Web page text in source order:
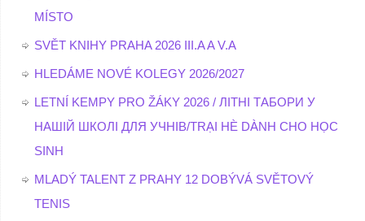
MÍSTO
SVĚT KNIHY PRAHA 2026 III.A A V.A
HLEDÁME NOVÉ KOLEGY 2026/2027
LETNÍ KEMPY PRO ŽÁKY 2026 / ЛІТНІ ТАБОРИ У
НАШІЙ ШКОЛІ ДЛЯ УЧНІВ/TRẠI HÈ DÀNH CHO HỌC
SINH
MLADÝ TALENT Z PRAHY 12 DOBÝVÁ SVĚTOVÝ
TENIS